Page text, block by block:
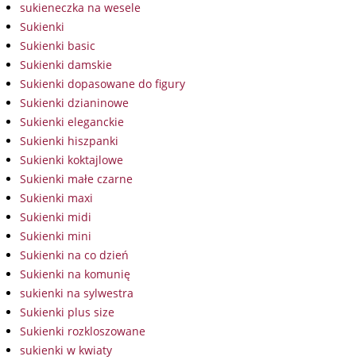
sukieneczka na wesele
Sukienki
Sukienki basic
Sukienki damskie
Sukienki dopasowane do figury
Sukienki dzianinowe
Sukienki eleganckie
Sukienki hiszpanki
Sukienki koktajlowe
Sukienki małe czarne
Sukienki maxi
Sukienki midi
Sukienki mini
Sukienki na co dzień
Sukienki na komunię
sukienki na sylwestra
Sukienki plus size
Sukienki rozkloszowane
sukienki w kwiaty